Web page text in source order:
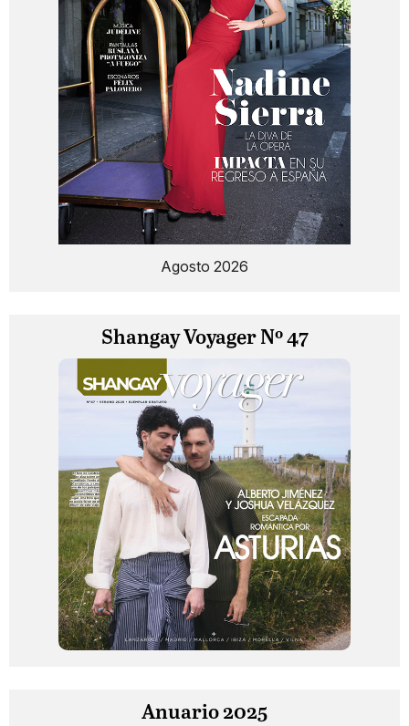
Agosto 2026
Shangay Voyager Nº 47
Anuario 2025